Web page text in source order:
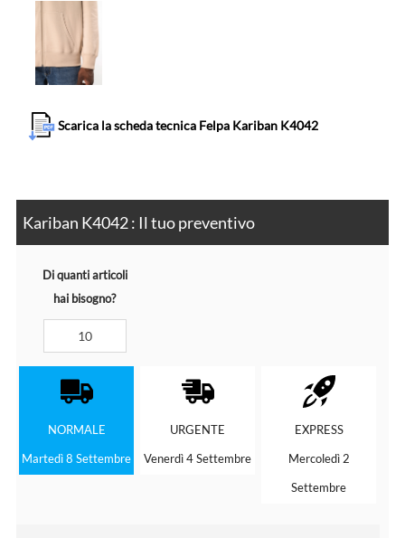
Scarica la scheda tecnica Felpa Kariban K4042
Kariban K4042 : Il tuo preventivo
Di quanti articoli
hai bisogno?
NORMALE
Martedì 8 Settembre
URGENTE
Venerdì 4 Settembre
EXPRESS
Mercoledì 2
Settembre